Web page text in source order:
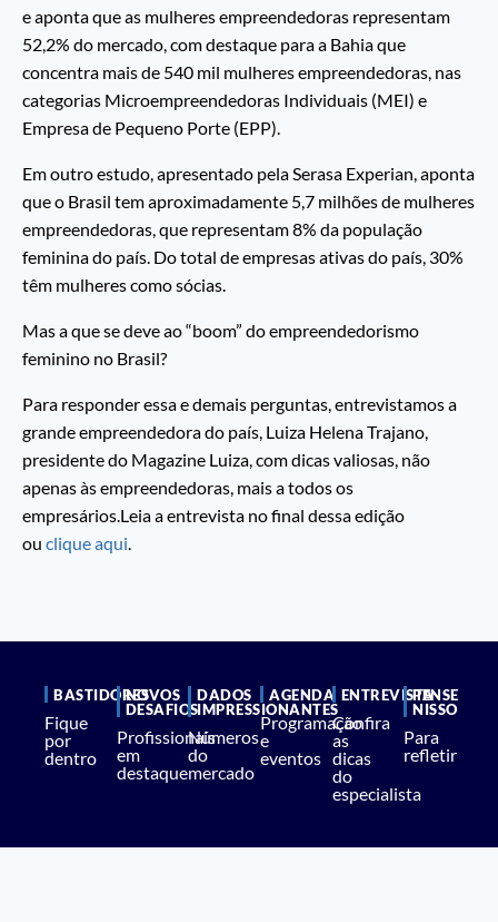
e aponta que as mulheres empreendedoras representam
52,2% do mercado, com destaque para a Bahia que
concentra mais de 540 mil mulheres empreendedoras, nas
categorias Microempreendedoras Individuais (MEI) e
Empresa de Pequeno Porte (EPP).
Em outro estudo, apresentado pela Serasa Experian, aponta
que o Brasil tem aproximadamente 5,7 milhões de mulheres
empreendedoras, que representam 8% da população
feminina do país. Do total de empresas ativas do país, 30%
têm mulheres como sócias.
Mas a que se deve ao “boom” do empreendedorismo
feminino no Brasil?
Para responder essa e demais perguntas, entrevistamos a
grande empreendedora do país, Luiza Helena Trajano,
presidente do Magazine Luiza, com dicas valiosas, não
apenas às empreendedoras, mais a todos os
empresários.Leia a entrevista no final dessa edição
ou clique aqui
BASTIDORES
Fique
por
dentro
NOVOS
DESAFIOS
Profissionais
em
destaque
DADOS
IMPRESSIONANTES
Números
do
mercado
AGENDA
Programação
e
eventos
ENTREVISTA
Confira
as
dicas
do
especialista
PENSE
NISSO
Para
refletir